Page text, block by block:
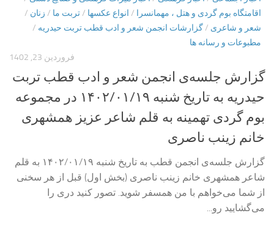
اقامتگاه بوم گردی و هتل ، مهمانسرا / انواع عکسها /تربت ما / زنان /
شعر و شاعری /گزارشات انجمن شعر و ادب قطب تربت حیدریه /
مطبوعات و رسانه ها
فروردین 23, 1402
گزارش جلسه‌ی انجمن شعر و ادب قطب تربت
حیدریه به تاریخ شنبه ۱۴۰۲/۰۱/۱۹ در مجموعه
بوم گردی تهمینه به قلم شاعر عزیز همشهری
خانم زینب ناصری
گزارش جلسه‌ی انجمن قطب به تاریخ شنبه ۱۴۰۲/۰۱/۱۹ به قلم
شاعر همشهری خانم زینب ناصری (بخش اول) قبل از هر سخنی
از شما می‌خواهم با من همسفر شوید. تصور کنید دری را
می‌گشایید رو...